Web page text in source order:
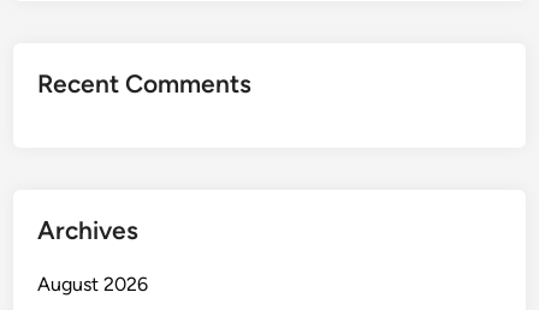
Recent Comments
Archives
August 2026